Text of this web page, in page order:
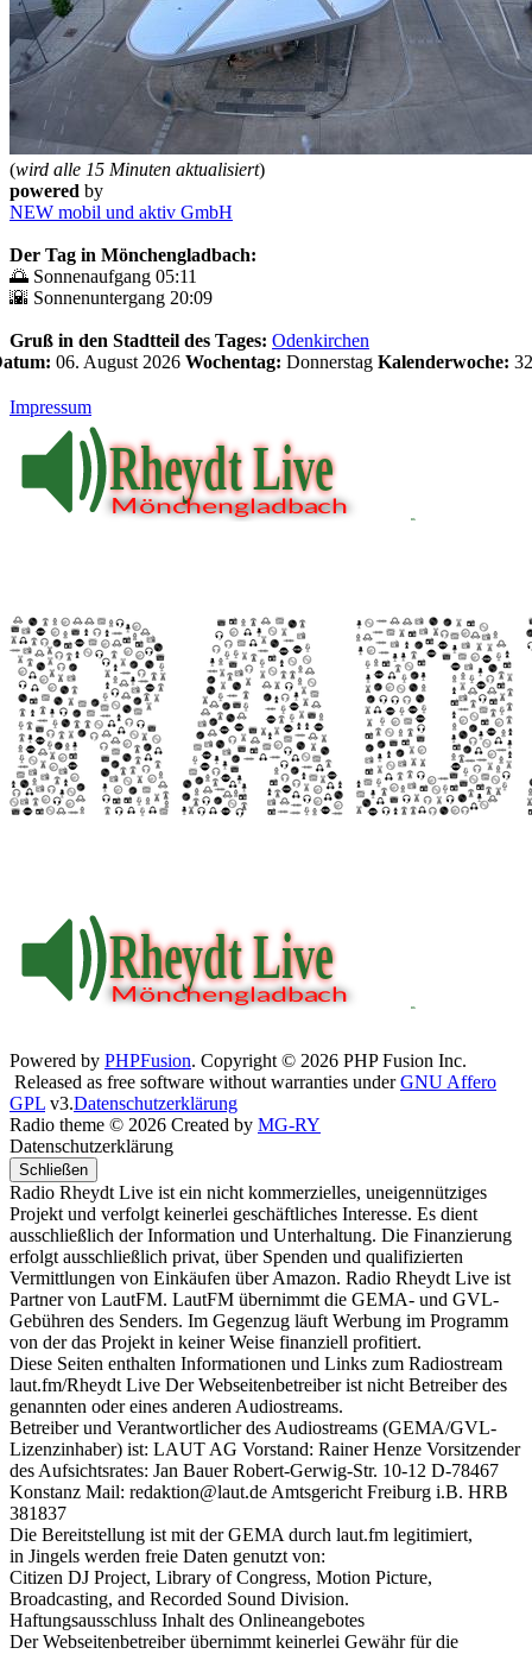
(wird alle 15 Minuten aktualisiert)
powered by
NEW mobil und aktiv GmbH
Der Tag in Mönchengladbach:
🌅 Sonnenaufgang 05:11
🌇 Sonnenuntergang 20:09
Gruß in den Stadtteil des Tages: Odenkirchen
06. August 2026 Wochentag: Donnerstag Kalenderwoche: 32
Impressum
Powered by PHPFusion. Copyright © 2026 PHP Fusion Inc.
Released as free software without warranties underGNU Affero
GPL v3.Datenschutzerklärung
Radio theme © 2026 Created by MG-RY
Datenschutzerklärung
Schließen
Radio Rheydt Live ist ein nicht kommerzielles, uneigennütziges
Projekt und verfolgt keinerlei geschäftliches Interesse. Es dient
ausschließlich der Information und Unterhaltung. Die Finanzierung
erfolgt ausschließlich privat, über Spenden und qualifizierten
Vermittlungen von Einkäufen über Amazon. Radio Rheydt Live ist
Partner von LautFM. LautFM übernimmt die GEMA- und GVL-
Gebühren des Senders. Im Gegenzug läuft Werbung im Programm
von der das Projekt in keiner Weise finanziell profitiert.
Diese Seiten enthalten Informationen und Links zum Radiostream
laut.fm/Rheydt Live Der Webseitenbetreiber ist nicht Betreiber des
genannten oder eines anderen Audiostreams.
Betreiber und Verantwortlicher des Audiostreams (GEMA/GVL-
Lizenzinhaber) ist: LAUT AG Vorstand: Rainer Henze Vorsitzender
des Aufsichtsrates: Jan Bauer Robert-Gerwig-Str. 10-12 D-78467
Konstanz Mail: redaktion@laut.de Amtsgericht Freiburg i.B. HRB
381837
Die Bereitstellung ist mit der GEMA durch laut.fm legitimiert,
in Jingels werden freie Daten genutzt von:
Citizen DJ Project, Library of Congress, Motion Picture,
Broadcasting, and Recorded Sound Division.
Haftungsausschluss Inhalt des Onlineangebotes
Der Webseitenbetreiber übernimmt keinerlei Gewähr für die